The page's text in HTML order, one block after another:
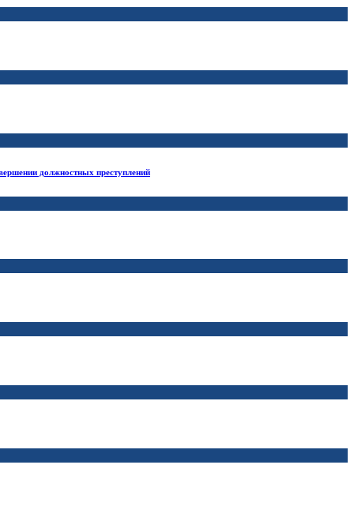
должностных преступлений